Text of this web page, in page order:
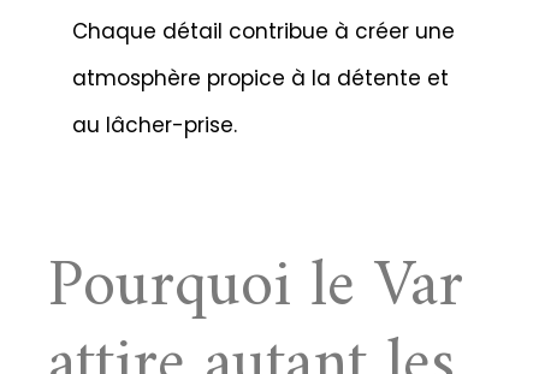
Chaque détail contribue à créer une
atmosphère propice à la détente et
au lâcher-prise.
Pourquoi le Var